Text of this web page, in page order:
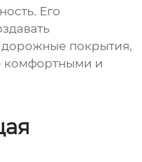
Его
покрытия,
комфортными и